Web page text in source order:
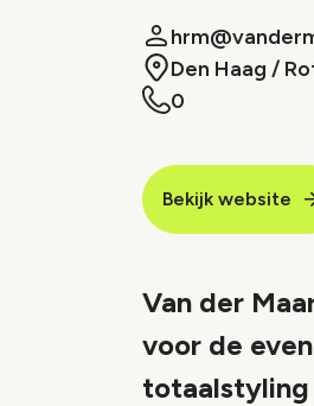
Den Haag /
0
Bekijk website
Van der
voor de
totaalstyling